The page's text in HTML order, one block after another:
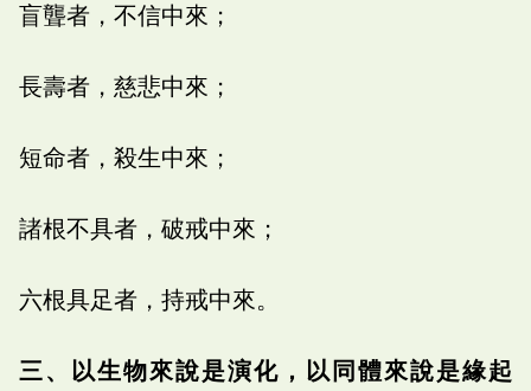
盲聾者，不信中來；
長壽者，慈悲中來；
短命者，殺生中來；
諸根不具者，破戒中來；
六根具足者，持戒中來。
三、以生物來說是演化，以同體來說是緣起